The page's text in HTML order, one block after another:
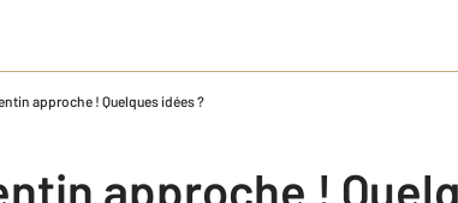
approche ! Quelques idées ?
approche !